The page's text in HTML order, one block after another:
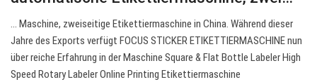
… Maschine, zweiseitige Etikettiermaschine in China. Während dieser
Jahre des Exports verfügt FOCUS STICKER ETIKETTIERMASCHINE nun
über reiche Erfahrung in der Maschine Square & Flat Bottle Labeler High
Speed Rotary Labeler Online Printing Etikettiermaschine